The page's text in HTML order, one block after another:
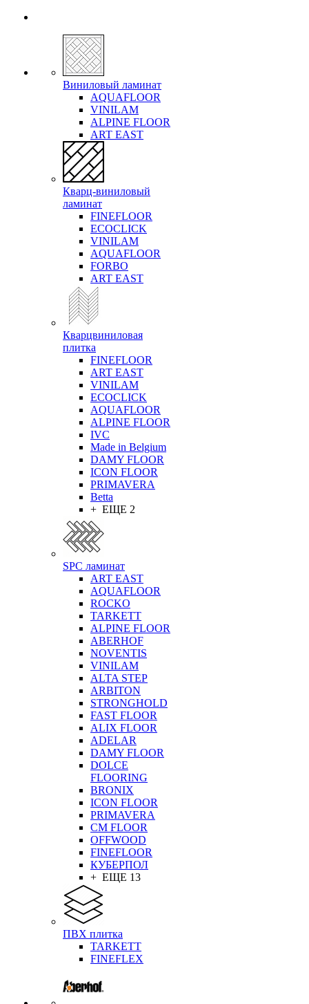
Виниловый ламинат
AQUAFLOOR
VINILAM
ALPINE FLOOR
ART EAST
Кварц-виниловый
ламинат
FINEFLOOR
ECOCLICK
VINILAM
AQUAFLOOR
FORBO
ART EAST
Кварцвиниловая
плитка
FINEFLOOR
ART EAST
VINILAM
ECOCLICK
AQUAFLOOR
ALPINE FLOOR
IVC
Made in Belgium
DAMY FLOOR
ICON FLOOR
PRIMAVERA
Betta
+ ЕЩЕ 2
SPC ламинат
ART EAST
AQUAFLOOR
ROCKO
TARKETT
ALPINE FLOOR
ABERHOF
NOVENTIS
VINILAM
ALTA STEP
ARBITON
STRONGHOLD
FAST FLOOR
ALIX FLOOR
ADELAR
DAMY FLOOR
DOLCE
FLOORING
BRONIX
ICON FLOOR
PRIMAVERA
CM FLOOR
OFFWOOD
FINEFLOOR
КУБЕРПОЛ
+ ЕЩЕ 13
ПВХ плитка
TARKETT
FINEFLEX